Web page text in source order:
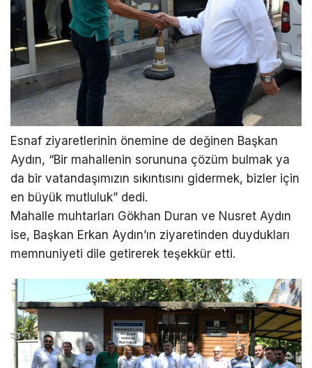
Esnaf ziyaretlerinin önemine de değinen Başkan
Aydın, “Bir mahallenin sorununa çözüm bulmak ya
da bir vatandaşımızın sıkıntısını gidermek, bizler için
en büyük mutluluk” dedi.
Mahalle muhtarları Gökhan Duran ve Nusret Aydın
ise, Başkan Erkan Aydın’ın ziyaretinden duydukları
memnuniyeti dile getirerek teşekkür etti.